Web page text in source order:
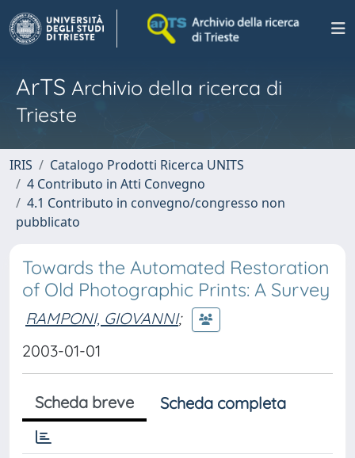
ArTS Archivio della ricerca di
Trieste
IRIS
Catalogo Prodotti Ricerca UNITS
4 Contributo in Atti Convegno
4.1 Contributo in convegno/congresso non
pubblicato
Towards the Automated Restoration
of Old Photographic Prints: A Survey
RAMPONI, GIOVANNI;
2003-01-01
Scheda breve Scheda completa